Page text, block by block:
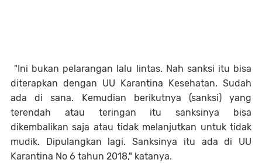
"Ini bukan pelarangan lalu lintas. Nah sanksi itu bisa
diterapkan dengan UU Karantina Kesehatan. Sudah
ada di sana. Kemudian berikutnya (sanksi) yang
terendah atau teringan itu sanksinya bisa
dikembalikan saja atau tidak melanjutkan untuk tidak
mudik. Dipulangkan lagi. Sanksinya itu ada di UU
Karantina No 6 tahun 2018," katanya.